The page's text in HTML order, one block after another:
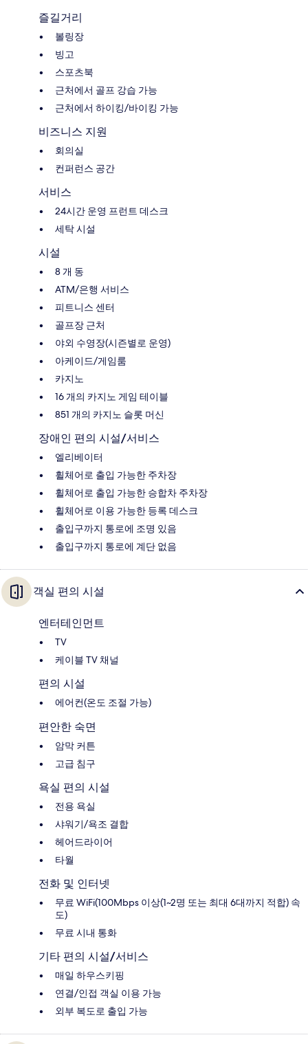
즐길거리
볼링장
빙고
스포츠북
근처에서 골프 강습 가능
근처에서 하이킹/바이킹 가능
비즈니스 지원
회의실
컨퍼런스 공간
서비스
24시간 운영 프런트 데스크
세탁 시설
시설
8 개 동
ATM/은행 서비스
피트니스 센터
골프장 근처
야외 수영장(시즌별로 운영)
아케이드/게임룸
카지노
16 개의 카지노 게임 테이블
851 개의 카지노 슬롯 머신
장애인 편의 시설/서비스
엘리베이터
휠체어로 출입 가능한 주차장
휠체어로 출입 가능한 승합차 주차장
휠체어로 이용 가능한 등록 데스크
출입구까지 통로에 조명 있음
출입구까지 통로에 계단 없음
객실 편의 시설
엔터테인먼트
TV
케이블 TV 채널
편의 시설
에어컨(온도 조절 가능)
편안한 숙면
암막 커튼
고급 침구
욕실 편의 시설
전용 욕실
샤워기/욕조 결합
헤어드라이어
타월
전화 및 인터넷
무료 WiFi(100Mbps 이상(1~2명 또는 최대 6대까지 적합) 속
도)
무료 시내 통화
기타 편의 시설/서비스
매일 하우스키핑
연결/인접 객실 이용 가능
외부 복도로 출입 가능